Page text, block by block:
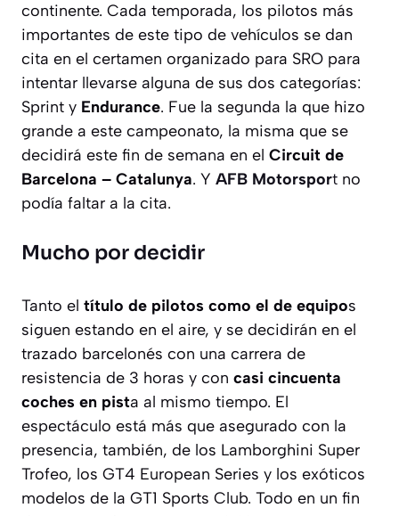
continente. Cada temporada, los pilotos más
importantes de este tipo de vehículos se dan
cita en el certamen organizado para SRO para
intentar llevarse alguna de sus dos categorías:
Sprint y Endurance. Fue la segunda la que hizo
grande a este campeonato, la misma que se
decidirá este fin de semana en el Circuit de
Barcelona – Catalunya. Y AFB Motorsport no
podía faltar a la cita.
Mucho por decidir
Tanto el título de pilotos como el de equipos
siguen estando en el aire, y se decidirán en el
trazado barcelonés con una carrera de
resistencia de 3 horas y con casi cincuenta
coches en pista al mismo tiempo. El
espectáculo está más que asegurado con la
presencia, también, de los Lamborghini Super
Trofeo, los GT4 European Series y los exóticos
modelos de la GT1 Sports Club. Todo en un fin